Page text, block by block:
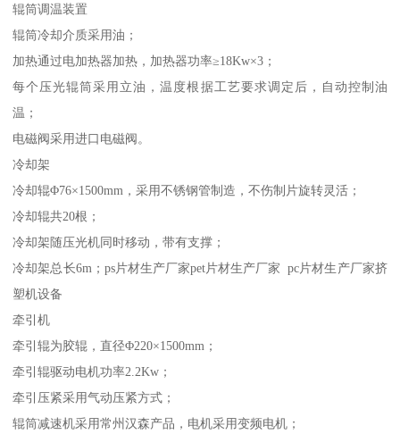
辊筒调温装置
辊筒冷却介质采用油；
加热通过电加热器加热，加热器功率≥18Kw×3；
每个压光辊筒采用立油，温度根据工艺要求调定后，自动控制油
温；
电磁阀采用进口电磁阀。
冷却架
冷却辊Φ76×1500mm，采用不锈钢管制造，不伤制片旋转灵活；
冷却辊共20根；
冷却架随压光机同时移动，带有支撑；
冷却架总长6m；ps片材生产厂家pet片材生产厂家 pc片材生产厂家挤
塑机设备
牵引机
牵引辊为胶辊，直径Φ220×1500mm；
牵引辊驱动电机功率2.2Kw；
牵引压紧采用气动压紧方式；
辊筒减速机采用常州汉森产品，电机采用变频电机；